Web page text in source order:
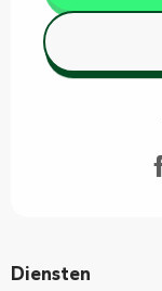
Diensten